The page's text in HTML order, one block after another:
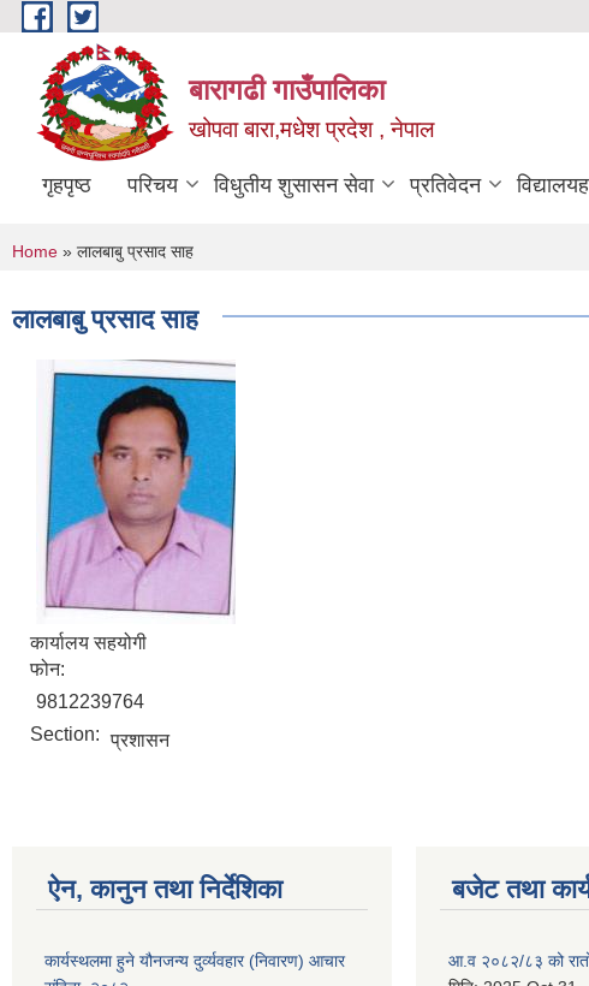
Skip to main content
बारागढी गाउँपालिका
खोपवा बारा,मधेश प्रदेश , नेपाल
गृहपृष्ठ परिचय विधुतीय शुसासन सेवा प्रतिवेदन
You are here
Home » लालबाबु प्रसाद साह
लालबाबु प्रसाद साह
कार्यालय सहयोगी
फोन:
9812239764
Section: प्रशासन
ऐन, कानुन तथा निर्देशिका
कार्यस्थलमा हुने यौनजन्य दुर्व्यवहार (निवारण) आचार
बजेट तथा
आ.व २०८२/८३ को